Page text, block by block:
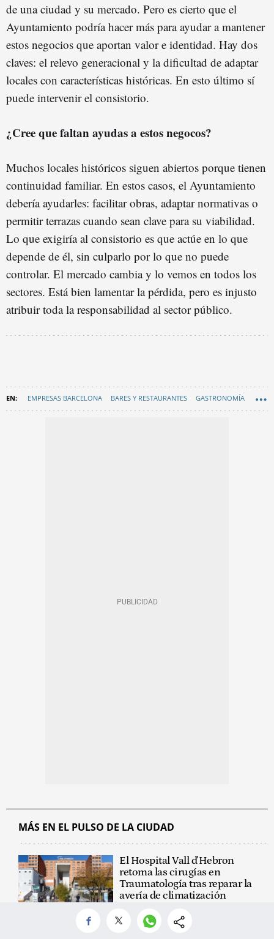
de una ciudad y su mercado. Pero es cierto que el
Ayuntamiento podría hacer más para ayudar a mantener
estos negocios que aportan valor e identidad. Hay dos
claves: el relevo generacional y la dificultad de adaptar
locales con características históricas. En esto último sí
puede intervenir el consistorio.
¿Cree que faltan ayudas a estos negocos?
Muchos locales históricos siguen abiertos porque tienen
continuidad familiar. En estos casos, el Ayuntamiento
debería ayudarles: facilitar obras, adaptar normativas o
permitir terrazas cuando sean clave para su viabilidad.
Lo que exigiría al consistorio es que actúe en lo que
depende de él, sin culparlo por lo que no puede
controlar. El mercado cambia y lo vemos en todos los
sectores. Está bien lamentar la pérdida, pero es injusto
atribuir toda la responsabilidad al sector público.
EMPRESAS BARCELONA BARES Y RESTAURANTES GASTRONOMÍA
MÁS EN EL PULSO DE LA CIUDAD
El Hospital Vall d'Hebron
retoma las cirugías en
Traumatología tras reparar la
avería de climatización
Cancelan cuatro nuevos